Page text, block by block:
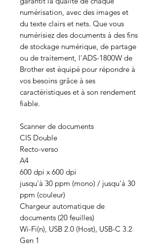
numérisation, avec des images et
du texte clairs et nets. Que vous
numérisiez des documents à des fins
de stockage numérique, de partage
ou de traitement, l'ADS-1800W de
Brother est équipé pour répondre à
vos besoins grâce à ses
caractéristiques et à son rendement
fiable.
Scanner de documents
CIS Double
Recto-verso
A4
600 dpi x 600 dpi
jusqu'à 30 ppm (mono) / jusqu'à 30
ppm (couleur)
Chargeur automatique de
documents (20 feuilles)
Wi-Fi(n), USB 2.0 (Host), USB-C 3.2
Gen 1